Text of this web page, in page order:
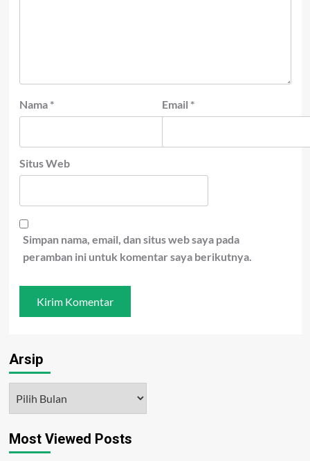
Nama * Email *
Situs Web
Simpan nama, email, dan situs web saya pada
peramban ini untuk komentar saya berikutnya.
Arsip
Most Viewed Posts